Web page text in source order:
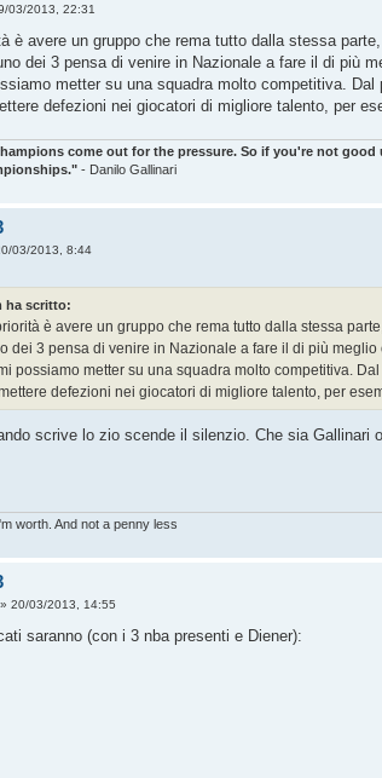
03/2013, 22:31
è avere un gruppo che rema tutto dalla stessa
dei 3 pensa di venire in Nazionale a fare il di più
metter su una squadra molto competitiva.
defezioni nei giocatori di migliore talento, per
come out for the pressure. So if you're not
- Danilo Gallinari
03/2013, 8:44
ha scritto:
è avere un gruppo che rema tutto dalla stessa
dei 3 pensa di venire in Nazionale a fare il di più
possiamo metter su una squadra molto competitiva.
defezioni nei giocatori di migliore talento, per
scrive lo zio scende il silenzio. Che sia Gallinari
worth. And not a penny less
20/03/2013, 14:55
saranno (con i 3 nba presenti e Diener):